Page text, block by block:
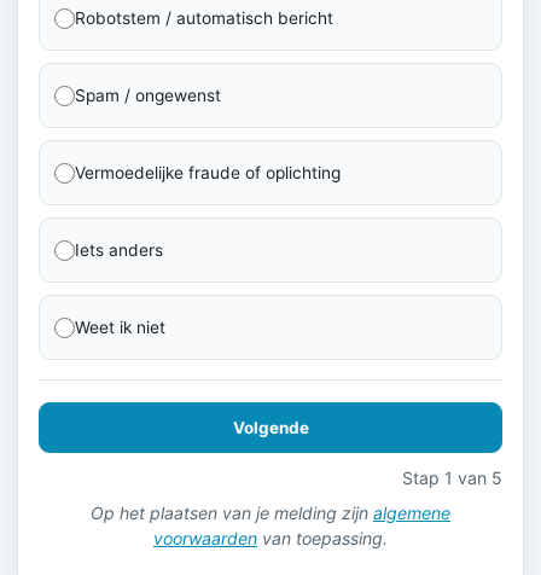
Robotstem / automatisch bericht
Spam / ongewenst
Vermoedelijke fraude of oplichting
Iets anders
Weet ik niet
Volgende
Stap 1 van 5
Op het plaatsen van je melding zijn algemene
voorwaarden van toepassing.